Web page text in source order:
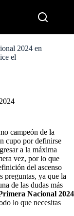
2024 en
el
campeón de la
cupo por definirse
a la máxima
vez, por lo que
del ascenso
preguntas, ya que la
de las dudas más
Nacional 2024
lo que necesitas